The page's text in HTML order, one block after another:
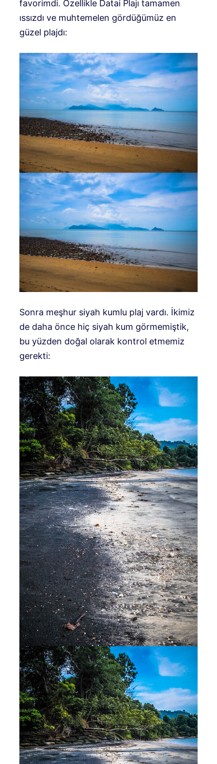
favorimdi. Özellikle Datai Plajı tamamen
ıssızdı ve muhtemelen gördüğümüz en
güzel plajdı:
Sonra meşhur siyah kumlu plaj vardı. İkimiz
de daha önce hiç siyah kum görmemiştik,
bu yüzden doğal olarak kontrol etmemiz
gerekti: